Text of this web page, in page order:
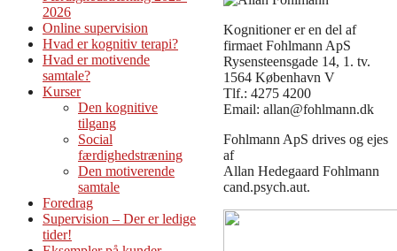
2026
Online supervision
Hvad er kognitiv terapi?
Hvad er motivende
samtale?
Kurser
Den kognitive
tilgang
Social
færdighedstræning
Den motiverende
samtale
Foredrag
Supervision – Der er ledige
tider!
Kognitioner er en del af
firmaet Fohlmann ApS
Rysensteensgade 14, 1. tv.
1564 København V
Tlf.: 4275 4200
Email: allan@fohlmann.dk
Fohlmann ApS drives og ejes
af
Allan Hedegaard Fohlmann
cand.psych.aut.